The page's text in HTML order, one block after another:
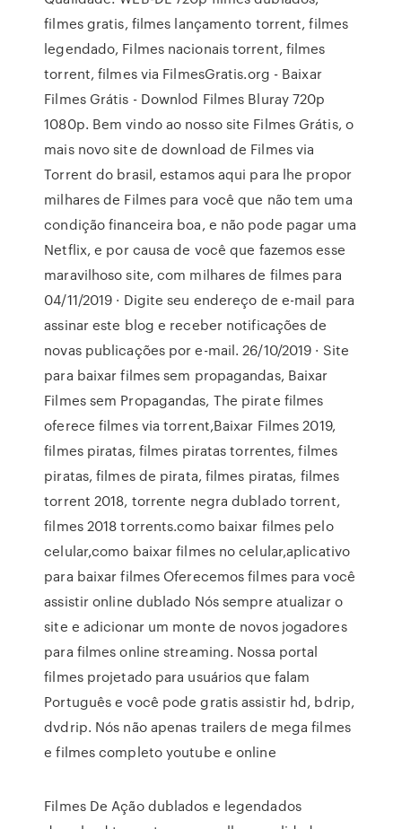
filmes gratis, filmes lançamento torrent, filmes
legendado, Filmes nacionais torrent, filmes
torrent, filmes via FilmesGratis.org - Baixar
Filmes Grátis - Downlod Filmes Bluray 720p
1080p. Bem vindo ao nosso site Filmes Grátis, o
mais novo site de download de Filmes via
Torrent do brasil, estamos aqui para lhe propor
milhares de Filmes para você que não tem uma
condição financeira boa, e não pode pagar uma
Netflix, e por causa de você que fazemos esse
maravilhoso site, com milhares de filmes para
04/11/2019 · Digite seu endereço de e-mail para
assinar este blog e receber notificações de
novas publicações por e-mail. 26/10/2019 · Site
para baixar filmes sem propagandas, Baixar
Filmes sem Propagandas, The pirate filmes
oferece filmes via torrent,Baixar Filmes 2019,
filmes piratas, filmes piratas torrentes, filmes
piratas, filmes de pirata, filmes piratas, filmes
torrent 2018, torrente negra dublado torrent,
filmes 2018 torrents.como baixar filmes pelo
celular,como baixar filmes no celular,aplicativo
para baixar filmes Oferecemos filmes para você
assistir online dublado Nós sempre atualizar o
site e adicionar um monte de novos jogadores
para filmes online streaming. Nossa portal
filmes projetado para usuários que falam
Português e você pode gratis assistir hd, bdrip,
dvdrip. Nós não apenas trailers de mega filmes
e filmes completo youtube e online
Filmes De Ação dublados e legendados